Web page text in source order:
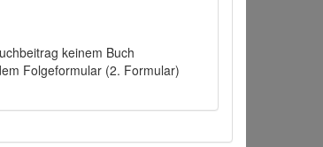
keinem Buch
Folgeformular (2. Formular)